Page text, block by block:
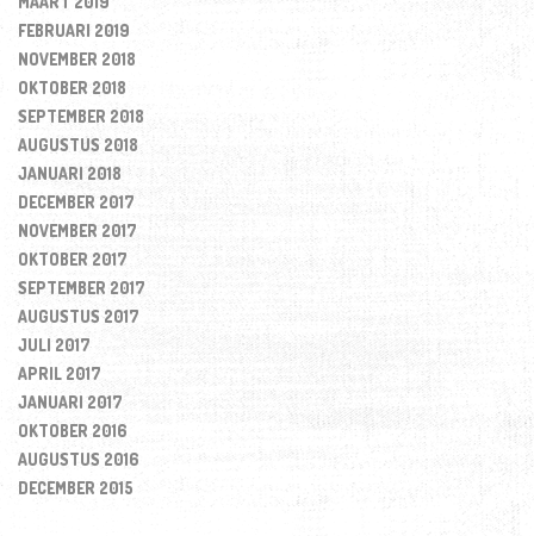
FEBRUARI 2019
NOVEMBER 2018
OKTOBER 2018
SEPTEMBER 2018
AUGUSTUS 2018
JANUARI 2018
DECEMBER 2017
NOVEMBER 2017
OKTOBER 2017
SEPTEMBER 2017
AUGUSTUS 2017
JULI 2017
APRIL 2017
JANUARI 2017
OKTOBER 2016
AUGUSTUS 2016
DECEMBER 2015